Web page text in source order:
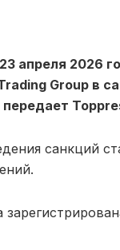
апреля 2026
Group в
санкций